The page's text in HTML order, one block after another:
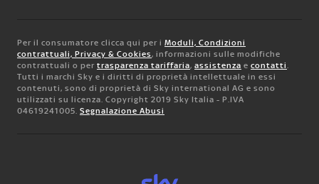
Per il consumatore clicca qui per i Moduli, Condizioni
contrattuali, Privacy & Cookies, informazioni sulle modifiche
contrattuali o per trasparenza tariffaria, assistenza e contatti.
Tutti i marchi Sky e i diritti di proprietà intellettuale in essi
contenuti, sono di proprietà di Sky international AG e sono
utilizzati su licenza. Copyright 2019 Sky Italia - P.IVA
04619241005. Segnalazione Abusi